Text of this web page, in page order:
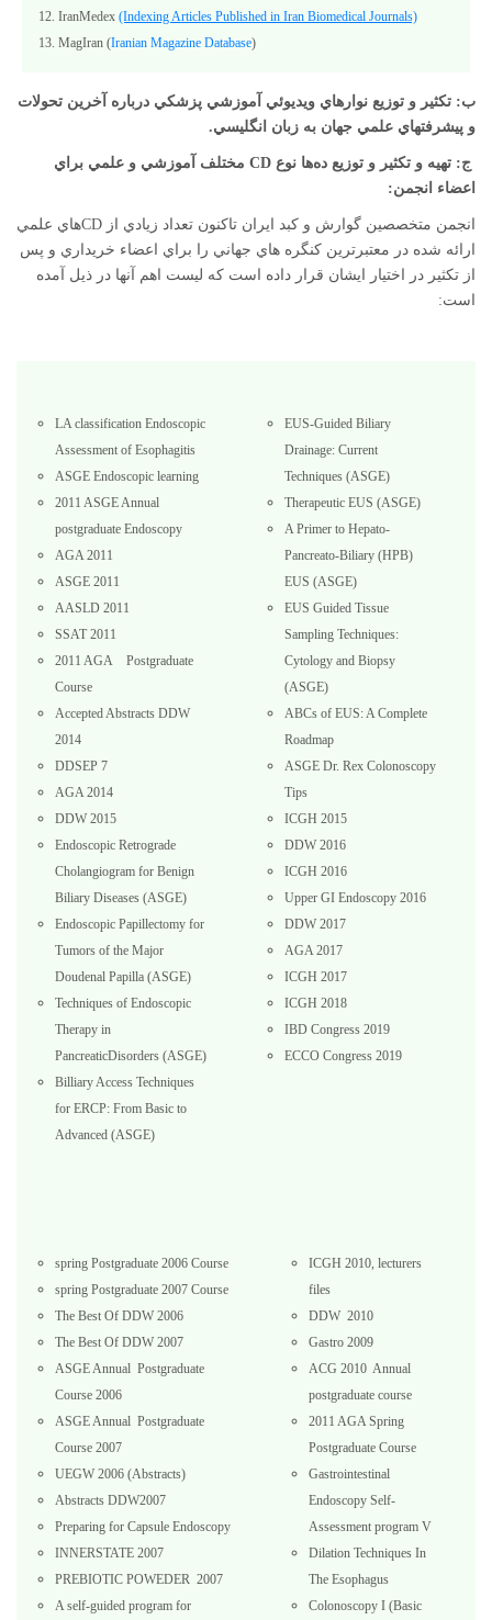
12. IranMedex (Indexing Articles Published in Iran Biomedical Journals)
13. MagIran (Iranian Magazine Database)
ب: تكثير و توزيع نوارهاي ويديوئي آموزشي پزشكي درباره آخرين تحولات
و پيشرفتهاي علمي جهان به زبان انگليسي.
ج: تهيه و تكثير و توزيع ده‌ها نوع CD مختلف آموزشي و علمي براي
اعضاء انجمن:
انجمن متخصصين گوارش و کبد ايران تاکنون تعداد زيادي از CDهاي علمي
ارائه شده در معتبرترين کنگره هاي جهاني را براي اعضاء خريداري و پس
از تکثير در اختيار ايشان قرار داده است که ليست اهم آنها در ذيل آمده
است:
EUS-Guided Biliary
Drainage: Current
Techniques (ASGE)
Therapeutic EUS (ASGE)
A Primer to Hepato-
Pancreato-Biliary (HPB)
EUS (ASGE)
EUS Guided Tissue
Sampling Techniques:
Cytology and Biopsy
(ASGE)
ABCs of EUS: A Complete
Roadmap
ASGE Dr. Rex Colonoscopy
Tips
ICGH 2015
DDW 2016
ICGH 2016
Upper GI Endoscopy 2016
DDW 2017
AGA 2017
ICGH 2017
ICGH 2018
IBD Congress 2019
ECCO Congress 2019
LA classification Endoscopic
Assessment of Esophagitis
ASGE Endoscopic learning
2011 ASGE Annual
postgraduate Endoscopy
AGA 2011
ASGE 2011
AASLD 2011
SSAT 2011
2011 AGA Postgraduate
Course
Accepted Abstracts DDW
2014
DDSEP 7
AGA 2014
DDW 2015
Endoscopic Retrograde
Cholangiogram for Benign
Biliary Diseases (ASGE)
Endoscopic Papillectomy for
Tumors of the Major
Doudenal Papilla (ASGE)
Techniques of Endoscopic
Therapy in
PancreaticDisorders (ASGE)
Billiary Access Techniques
for ERCP: From Basic to
Advanced (ASGE)
ICGH 2010, lecturers
files
DDW 2010
Gastro 2009
ACG 2010 Annual
postgraduate course
2011 AGA Spring
Postgraduate Course
Gastrointestinal
Endoscopy Self-
Assessment program V
Dilation Techniques In
The Esophagus
Colonoscopy I (Basic
spring Postgraduate 2006 Course
spring Postgraduate 2007 Course
The Best Of DDW 2006
The Best Of DDW 2007
ASGE Annual Postgraduate
Course 2006
ASGE Annual Postgraduate
Course 2007
UEGW 2006 (Abstracts)
Abstracts DDW2007
Preparing for Capsule Endoscopy
INNERSTATE 2007
PREBIOTIC POWEDER 2007
A self-guided program for